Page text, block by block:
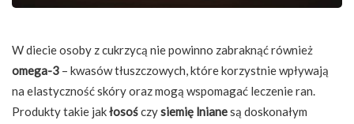
W diecie osoby z cukrzycą nie powinno zabraknąć również
omega-3 – kwasów tłuszczowych, które korzystnie wpływają
na elastyczność skóry oraz mogą wspomagać leczenie ran.
Produkty takie jakłosośczysiemię lnianesą doskonałym